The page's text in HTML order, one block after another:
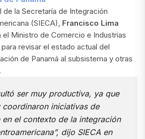
de la Secretaría de Integración
(SIECA), Francisco Lima
el Ministro de Comercio e Industrias
, para revisar el estado actual del
de Panamá al subsistema y otras
ser muy productiva, ya que
coordinaron iniciativas de
en el contexto de la integración
dijo SIECA en